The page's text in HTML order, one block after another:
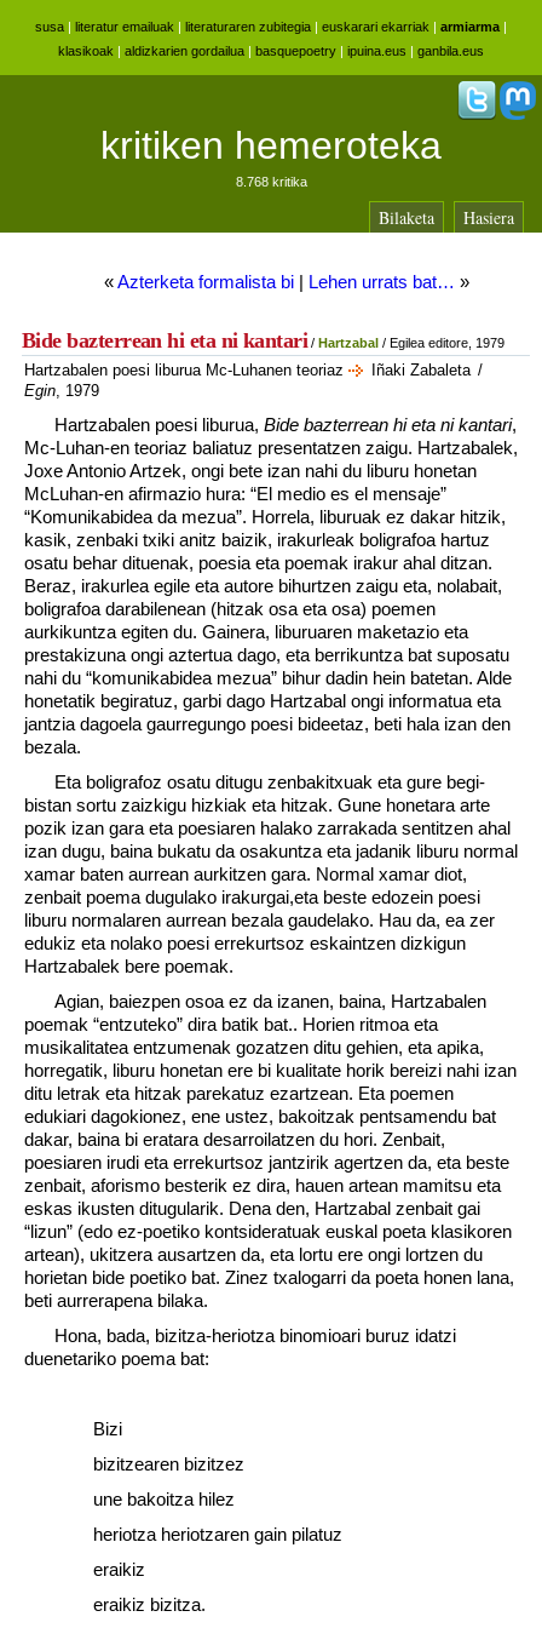
susa | literatur emailuak | literaturaren zubitegia | euskarari ekarriak | armiarma |
klasikoak | aldizkarien gordailua | basquepoetry | ipuina.eus | ganbila.eus
kritiken hemeroteka
8.768 kritika
Bilaketa Hasiera
«Azterketa formalista bi| Lehen urrats bat… »
Bide bazterrean hi eta ni kantari/ Hartzabal / Egilea editore, 1979
Hartzabalen poesi liburua Mc-Luhanen teoriaz Iñaki Zabaleta /
Egin, 1979
Hartzabalen poesi liburua, Bide bazterrean hi eta ni kantari,
Mc-Luhan-en teoriaz baliatuz presentatzen zaigu. Hartzabalek,
Joxe Antonio Artzek, ongi bete izan nahi du liburu honetan
McLuhan-en afirmazio hura: “El medio es el mensaje”
“Komunikabidea da mezua”. Horrela, liburuak ez dakar hitzik,
kasik, zenbaki txiki anitz baizik, irakurleak boligrafoa hartuz
osatu behar dituenak, poesia eta poemak irakur ahal ditzan.
Beraz, irakurlea egile eta autore bihurtzen zaigu eta, nolabait,
boligrafoa darabilenean (hitzak osa eta osa) poemen
aurkikuntza egiten du. Gainera, liburuaren maketazio eta
prestakizuna ongi aztertua dago, eta berrikuntza bat suposatu
nahi du “komunikabidea mezua” bihur dadin hein batetan. Alde
honetatik begiratuz, garbi dago Hartzabal ongi informatua eta
jantzia dagoela gaurregungo poesi bideetaz, beti hala izan den
bezala.
Eta boligrafoz osatu ditugu zenbakitxuak eta gure begi-
bistan sortu zaizkigu hizkiak eta hitzak. Gune honetara arte
pozik izan gara eta poesiaren halako zarrakada sentitzen ahal
izan dugu, baina bukatu da osakuntza eta jadanik liburu normal
xamar baten aurrean aurkitzen gara. Normal xamar diot,
zenbait poema dugulako irakurgai,eta beste edozein poesi
liburu normalaren aurrean bezala gaudelako. Hau da, ea zer
edukiz eta nolako poesi errekurtsoz eskaintzen dizkigun
Hartzabalek bere poemak.
Agian, baiezpen osoa ez da izanen, baina, Hartzabalen
poemak “entzuteko” dira batik bat.. Horien ritmoa eta
musikalitatea entzumenak gozatzen ditu gehien, eta apika,
horregatik, liburu honetan ere bi kualitate horik bereizi nahi izan
ditu letrak eta hitzak parekatuz ezartzean. Eta poemen
edukiari dagokionez, ene ustez, bakoitzak pentsamendu bat
dakar, baina bi eratara desarroilatzen du hori. Zenbait,
poesiaren irudi eta errekurtsoz jantzirik agertzen da, eta beste
zenbait, aforismo besterik ez dira, hauen artean mamitsu eta
eskas ikusten ditugularik. Dena den, Hartzabal zenbait gai
“lizun” (edo ez-poetiko kontsideratuak euskal poeta klasikoren
artean), ukitzera ausartzen da, eta lortu ere ongi lortzen du
horietan bide poetiko bat. Zinez txalogarri da poeta honen lana,
beti aurrerapena bilaka.
Hona, bada, bizitza-heriotza binomioari buruz idatzi
duenetariko poema bat:
Bizi
bizitzearen bizitzez
une bakoitza hilez
heriotza heriotzaren gain pilatuz
eraikiz
eraikiz bizitza.